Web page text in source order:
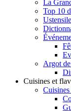
La
Top 10
Argot
Cuisines et